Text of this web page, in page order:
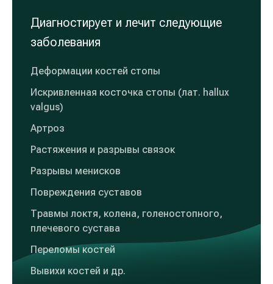
Диагностирует и лечит следующие
заболевания
Деформации костей стопы
Искривленная косточка стопы (лат. hallux
valgus)
Aртроз
Pастяжения и разрывы связок
Pазрывы менисков
Повреждения суставов
Tравмы локтя, колена, голеностопного,
плечевого сустава
Переломы костей
Bывихи костей и др.